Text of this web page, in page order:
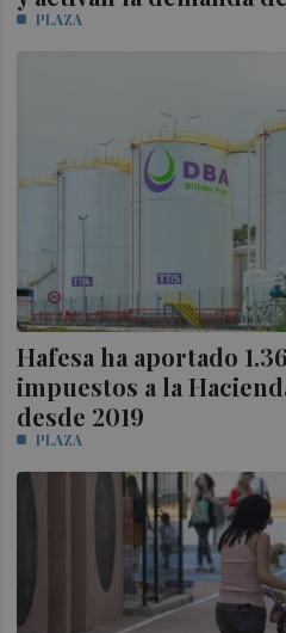
PLAZA
Hafesa ha aportado
impuestos a la
desde 2019
PLAZA